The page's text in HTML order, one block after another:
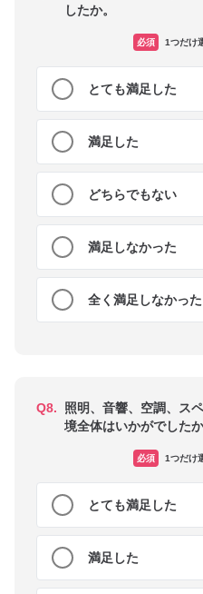
したか。
必須 1つだけ
とても満足した
満足した
どちらでもない
満足しなかった
全く満足しなかった
Q8.
照明、音響、空調、ス
境全体はいかがでしたか
必須 1つだけ
とても満足した
満足した